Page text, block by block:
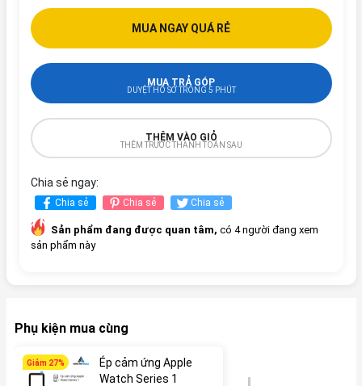
MUA NGAY QUÁ RẺ
MUA TRẢ GÓP
DUYỆT HỒ SƠ TRONG 5 PHÚT
THÊM VÀO GIỎ
THÊM TRƯỚC THANH TOÁN SAU
Chia sẻ ngay:
Chia sẻ Chia sẻ Chia sẻ
Sản phẩm đang được quan tâm, có 4 người đang xem
sản phẩm này
Phụ kiện mua cùng
Giảm 27%
Ép cảm ứng Apple
Watch Series 1